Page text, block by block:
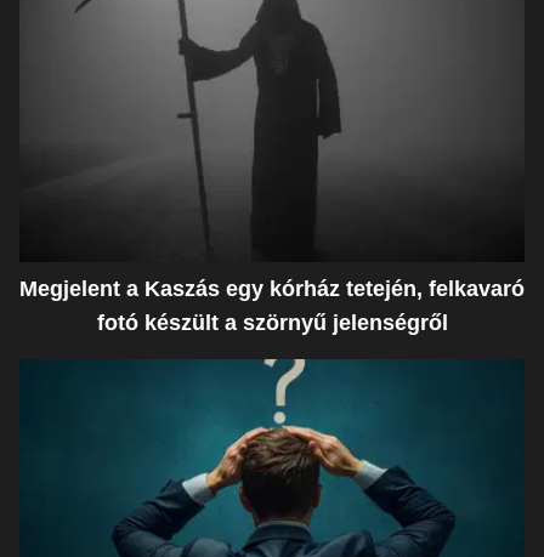
Megjelent a Kaszás egy kórház tetején, felkavaró
fotó készült a szörnyű jelenségről